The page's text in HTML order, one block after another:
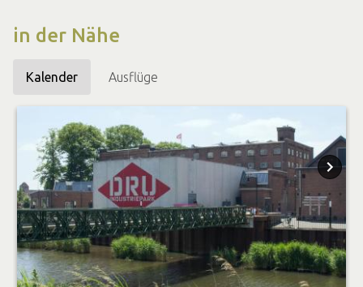
in der Nähe
Kalender Ausflüge